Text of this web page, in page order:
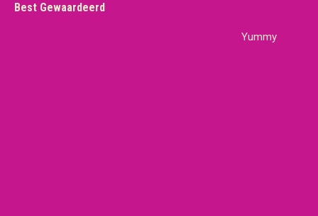
€19,65.€18,95.
Best Gewaardeerd
Yummy